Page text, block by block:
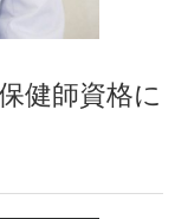
健師資格に